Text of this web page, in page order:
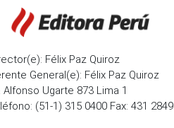
Félix Paz Quiroz
General(e): Félix Paz Quiroz
Alfonso Ugarte 873 Lima 1
(51-1) 315 0400 Fax: 431 2849